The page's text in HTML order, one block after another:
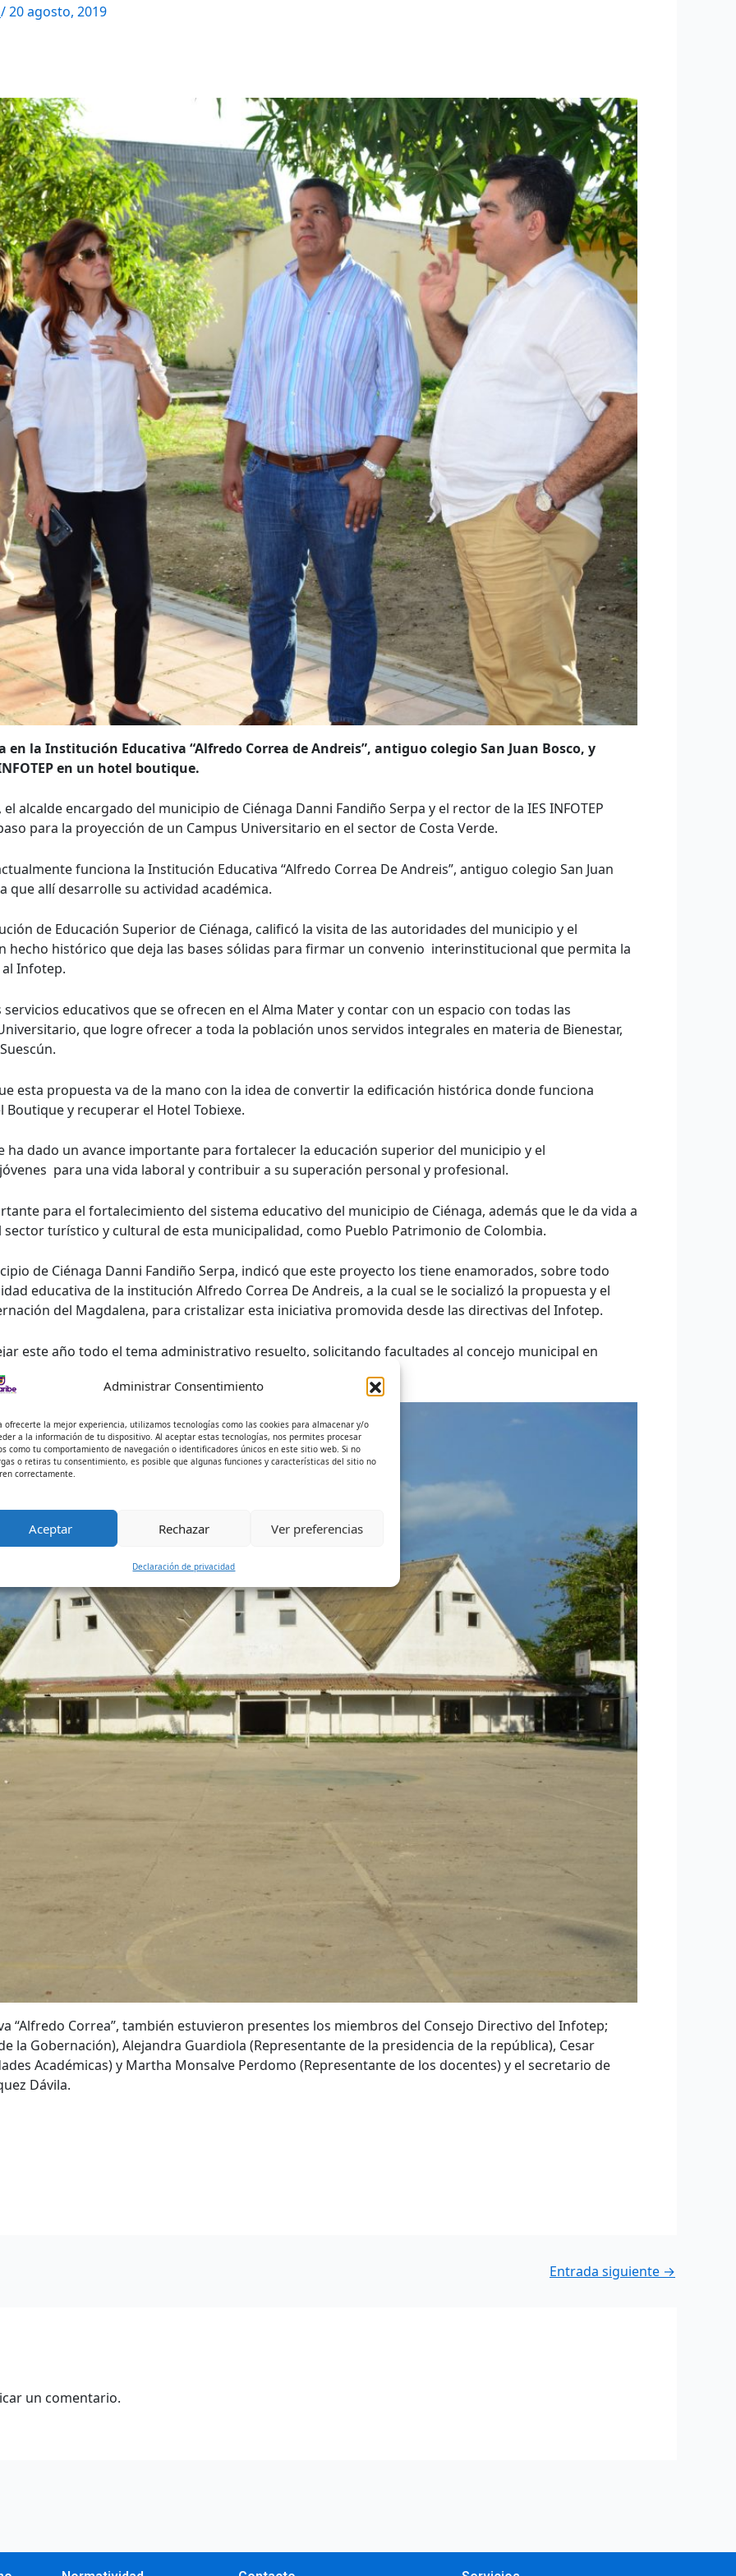
Administrar Consentimiento
ofrecerte la mejor experiencia, utilizamos tecnologías como las cookies para almacenar y/o
a la información de tu dispositivo. Al aceptar estas tecnologías, nos permites procesar
como tu comportamiento de navegación o identificadores únicos en este sitio web. Si no
o retiras tu consentimiento, es posible que algunas funciones y características del sitio no
correctamente.
Aceptar Rechazar Ver preferencias
Declaración de privacidad
/20 agosto, 2019
la Institución Educativa “Alfredo Correa de Andreis”, antiguo colegio San Juan Bosco, y
en un hotel boutique.
alcalde encargado del municipio de Ciénaga Danni Fandiño Serpa y el rector de la IES INFOTEP
para la proyección de un Campus Universitario en el sector de Costa Verde.
funciona la Institución Educativa “Alfredo Correa De Andreis”, antiguo colegio San Juan
que allí desarrolle su actividad académica.
de Educación Superior de Ciénaga, calificó la visita de las autoridades del municipio y el
hecho histórico que deja las bases sólidas para firmar un convenio interinstitucional que permita la
Infotep.
educativos que se ofrecen en el Alma Mater y contar con un espacio con todas las
que logre ofrecer a toda la población unos servidos integrales en materia de Bienestar,
esta propuesta va de la mano con la idea de convertir la edificación histórica donde funciona
y recuperar el Hotel Tobiexe.
ha dado un avance importante para fortalecer la educación superior del municipio y el
para una vida laboral y contribuir a su superación personal y profesional.
para el fortalecimiento del sistema educativo del municipio de Ciénaga, además que le da vida a
turístico y cultural de esta municipalidad, como Pueblo Patrimonio de Colombia.
de Ciénaga Danni Fandiño Serpa, indicó que este proyecto los tiene enamorados, sobre todo
educativa de la institución Alfredo Correa De Andreis, a la cual se le socializó la propuesta y el
del Magdalena, para cristalizar esta iniciativa promovida desde las directivas del Infotep.
este año todo el tema administrativo resuelto, solicitando facultades al concejo municipal en
del Proyecto de Acuerdo”, señaló Fandiño Serpa.
“Alfredo Correa”, también estuvieron presentes los miembros del Consejo Directivo del Infotep;
la Gobernación), Alejandra Guardiola (Representante de la presidencia de la república), Cesar
Académicas) y Martha Monsalve Perdomo (Representante de los docentes) y el secretario de
Dávila.
Entrada siguiente →
un comentario.